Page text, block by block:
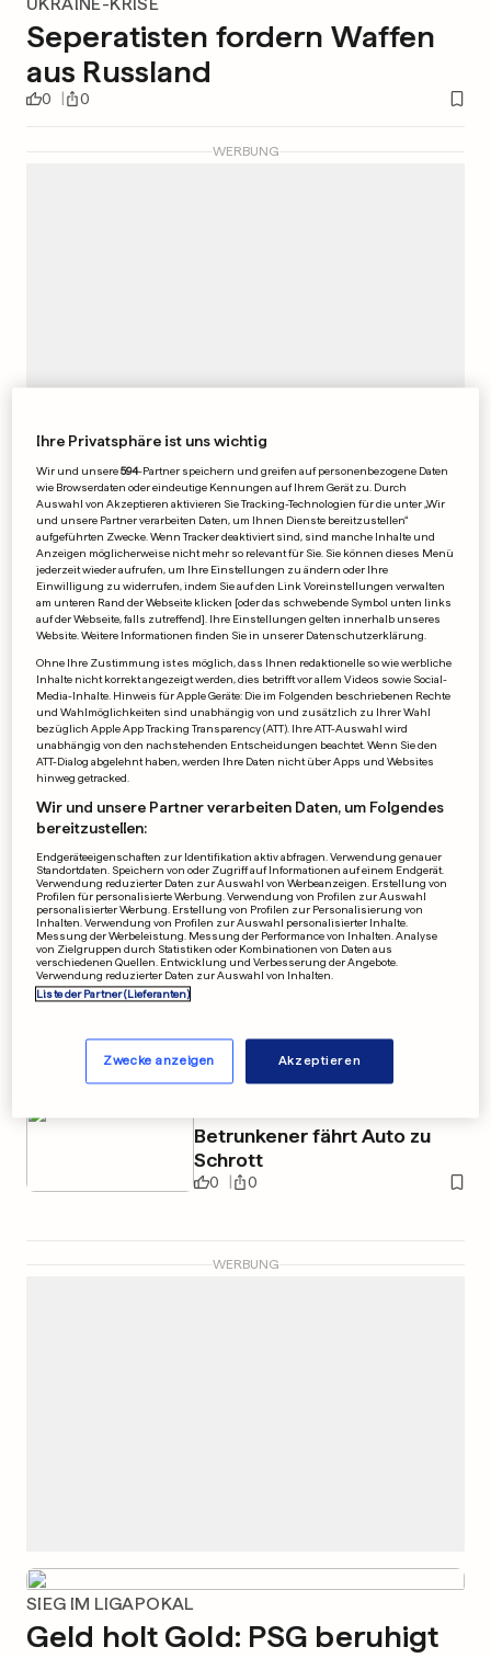
Seperatisten fordern Waffen
aus Russland
0 0
DER ULTIMATIVE STREICH
Besser nicht den Löffel
abgeben
0 0
TEURER FEHLER
Hat Drake einen toten Jazz-
Musiker bestohlen?
0 0
WERBUNG
FUSSBALL-BUNDESLIGA
Wolfsburg schießt den HSV
Richtung zweite Liga
0 0
NBA-PLAYOFFS
Atlanta gewinnt
Betrunkener fährt Auto zu
Schrott
0 0
WERBUNG
SIEG IM LIGAPOKAL
Geld holt Gold: PSG beruhigt
Ihre Privatsphäre ist uns wichtig
Wir und unsere594-Partner speichern und greifen auf personenbezogene Daten
wie Browserdaten oder eindeutige Kennungen auf Ihrem Gerät zu. Durch
Auswahl von Akzeptieren aktivieren Sie Tracking-Technologien für die unter „Wir
und unsere Partner verarbeiten Daten, um Ihnen Dienste bereitzustellen“
aufgeführten Zwecke. Wenn Tracker deaktiviert sind, sind manche Inhalte und
Anzeigen möglicherweise nicht mehr so relevant für Sie. Sie können dieses Menü
jederzeit wieder aufrufen, um Ihre Einstellungen zu ändern oder Ihre
Einwilligung zu widerrufen, indem Sie auf den Link Voreinstellungen verwalten
am unteren Rand der Webseite klicken [oder das schwebende Symbol unten links
auf der Webseite, falls zutreffend]. Ihre Einstellungen gelten innerhalb unseres
Website. Weitere Informationen finden Sie in unserer Datenschutzerklärung.
Ohne Ihre Zustimmung ist es möglich, dass Ihnen redaktionelle so wie werbliche
Inhalte nicht korrekt angezeigt werden, dies betrifft vor allem Videos sowie Social-
Media-Inhalte. Hinweis für Apple Geräte: Die im Folgenden beschriebenen Rechte
und Wahlmöglichkeiten sind unabhängig von und zusätzlich zu Ihrer Wahl
bezüglich Apple App Tracking Transparency (ATT). Ihre ATT-Auswahl wird
unabhängig von den nachstehenden Entscheidungen beachtet. Wenn Sie den
ATT-Dialog abgelehnt haben, werden Ihre Daten nicht über Apps und Websites
hinweg getracked.
Wir und unsere Partner verarbeiten Daten, um Folgendes
bereitzustellen:
Endgeräteeigenschaften zur Identifikation aktiv abfragen. Verwendung genauer
Standortdaten. Speichern von oder Zugriff auf Informationen auf einem Endgerät.
Verwendung reduzierter Daten zur Auswahl von Werbeanzeigen. Erstellung von
Profilen für personalisierte Werbung. Verwendung von Profilen zur Auswahl
personalisierter Werbung. Erstellung von Profilen zur Personalisierung von
Inhalten. Verwendung von Profilen zur Auswahl personalisierter Inhalte.
Messung der Werbeleistung. Messung der Performance von Inhalten. Analyse
von Zielgruppen durch Statistiken oder Kombinationen von Daten aus
verschiedenen Quellen. Entwicklung und Verbesserung der Angebote.
Verwendung reduzierter Daten zur Auswahl von Inhalten.
Liste der Partner (Lieferanten)
Zwecke anzeigen Akzeptieren